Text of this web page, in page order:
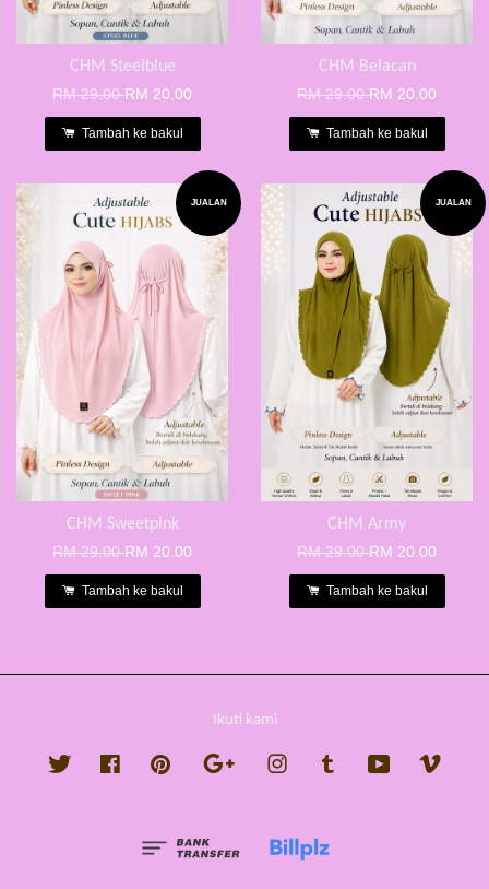
CHM Steelblue
RM 29.00RM 20.00
Tambah ke bakul
CHM Belacan
RM 29.00RM 20.00
Tambah ke bakul
JUALAN
CHM Sweetpink
RM 29.00RM 20.00
Tambah ke bakul
JUALAN
CHM Army
RM 29.00RM 20.00
Tambah ke bakul
Ikuti kami
Twitter FacebookPinterest Google InstagramTumblr YouTube